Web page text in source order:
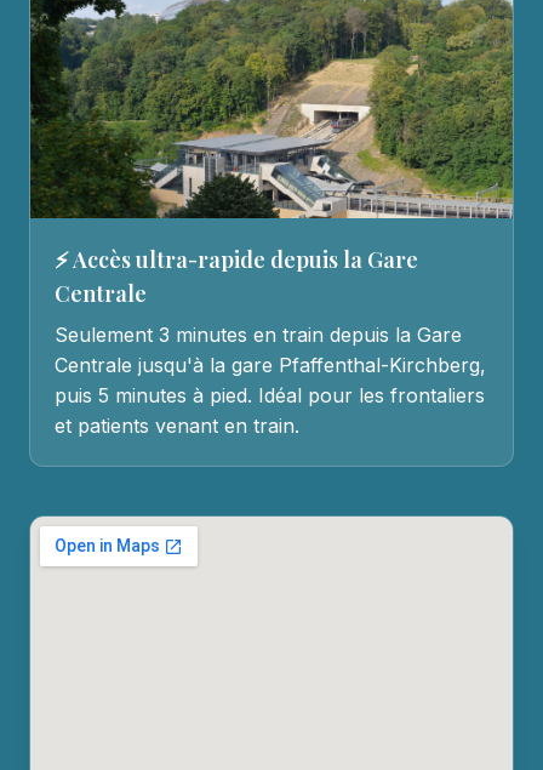
⚡ Accès ultra-rapide depuis la Gare
Centrale
Seulement 3 minutes en train depuis la Gare
Centrale jusqu'à la gare Pfaffenthal-Kirchberg,
puis 5 minutes à pied. Idéal pour les frontaliers
et patients venant en train.